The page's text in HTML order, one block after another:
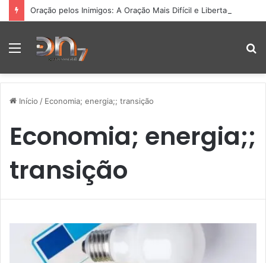
Oração pelos Inimigos: A Oração Mais Difícil e Libertadora
Menu
Início / Economia; energia;; transição
Economia; energia;;
transição